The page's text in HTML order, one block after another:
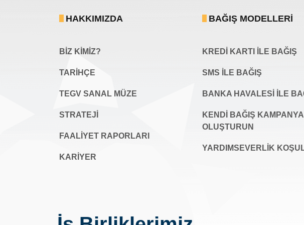
HAKKIMIZDA
BİZ KİMİZ?
TARİHÇE
TEGV SANAL MÜZE
STRATEJİ
FAALİYET RAPORLARI
KARIYER
BAĞIŞ MODELLERI
KREDİ KARTI İLE BAĞIŞ
SMS İLE BAĞIŞ
BANKA HAVALESİ İLE
KENDİ BAĞIŞ
OLUŞTURUN
YARDIMSEVERLİK